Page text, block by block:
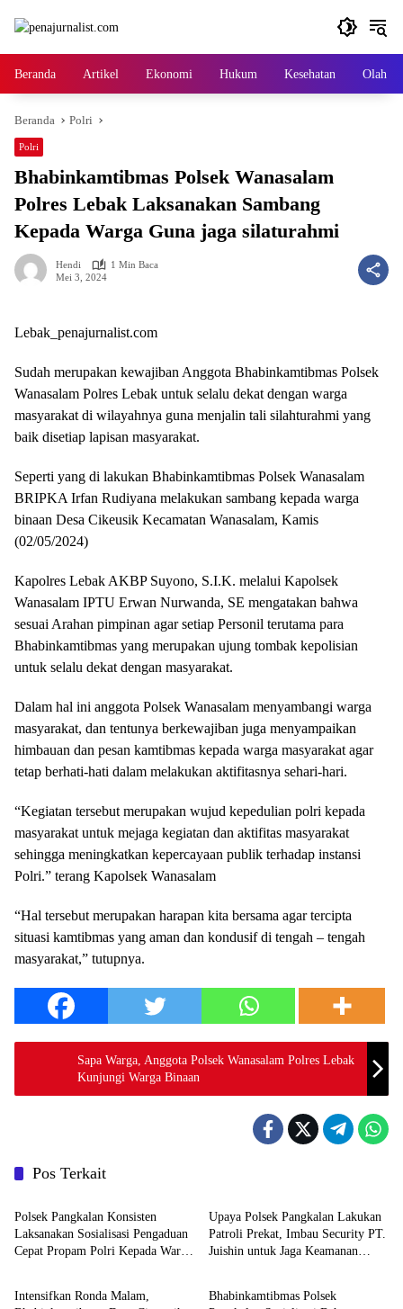
Beranda Artikel Ekonomi Hukum Kesehatan Olah
Beranda Polri
Polri
Bhabinkamtibmas Polsek Wanasalam
Polres Lebak Laksanakan Sambang
Kepada Warga Guna jaga silaturahmi
Hendi
1 Min Baca
Mei 3, 2024
Lebak_penajurnalist.com
Sudah merupakan kewajiban Anggota Bhabinkamtibmas Polsek
Wanasalam Polres Lebak untuk selalu dekat dengan warga
masyarakat di wilayahnya guna menjalin tali silahturahmi yang
baik disetiap lapisan masyarakat.
Seperti yang di lakukan Bhabinkamtibmas Polsek Wanasalam
BRIPKA Irfan Rudiyana melakukan sambang kepada warga
binaan Desa Cikeusik Kecamatan Wanasalam, Kamis
(02/05/2024)
Kapolres Lebak AKBP Suyono, S.I.K. melalui Kapolsek
Wanasalam IPTU Erwan Nurwanda, SE mengatakan bahwa
sesuai Arahan pimpinan agar setiap Personil terutama para
Bhabinkamtibmas yang merupakan ujung tombak kepolisian
untuk selalu dekat dengan masyarakat.
Dalam hal ini anggota Polsek Wanasalam menyambangi warga
masyarakat, dan tentunya berkewajiban juga menyampaikan
himbauan dan pesan kamtibmas kepada warga masyarakat agar
tetap berhati-hati dalam melakukan aktifitasnya sehari-hari.
“Kegiatan tersebut merupakan wujud kepedulian polri kepada
masyarakat untuk mejaga kegiatan dan aktifitas masyarakat
sehingga meningkatkan kepercayaan publik terhadap instansi
Polri.” terang Kapolsek Wanasalam
“Hal tersebut merupakan harapan kita bersama agar tercipta
situasi kamtibmas yang aman dan kondusif di tengah – tengah
masyarakat,” tutupnya.
Sapa Warga, Anggota Polsek Wanasalam Polres Lebak
Kunjungi Warga Binaan
Pos Terkait
Polri
Polsek Pangkalan Konsisten
Laksanakan Sosialisasi Pengaduan
Cepat Propam Polri Kepada Warga
Upaya Polsek Pangkalan Lakukan
Patroli Prekat, Imbau Security PT.
Juishin untuk Jaga Keamanan
Polri
Intensifkan Ronda Malam,
Polri
Bhabinkamtibmas Polsek